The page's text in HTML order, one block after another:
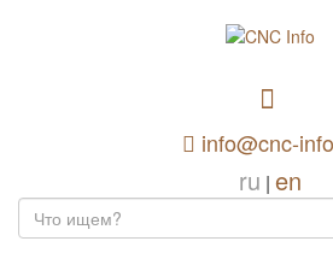
info@cnc-
ru | en